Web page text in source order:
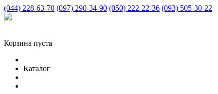
(044) 228-63-70 (097) 290-34-90 (050) 222-22-36 (093) 505-30-22
Корзина пуста
Каталог